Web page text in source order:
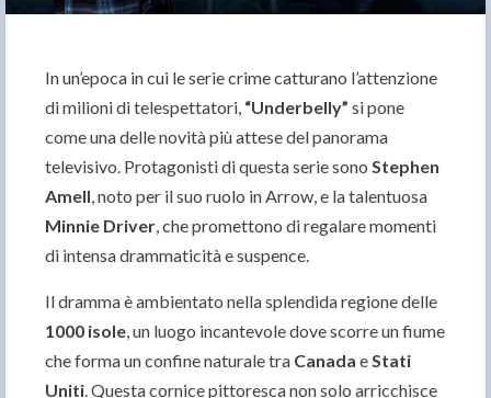
In un’epoca in cui le serie crime catturano l’attenzione
di milioni di telespettatori, “Underbelly” si pone
come una delle novità più attese del panorama
televisivo. Protagonisti di questa serie sono Stephen
Amell, noto per il suo ruolo in Arrow, e la talentuosa
Minnie Driver, che promettono di regalare momenti
di intensa drammaticità e suspence.
Il dramma è ambientato nella splendida regione delle
1000 isole, un luogo incantevole dove scorre un fiume
che forma un confine naturale tra Canada eStati
Uniti. Questa cornice pittoresca non solo arricchisce